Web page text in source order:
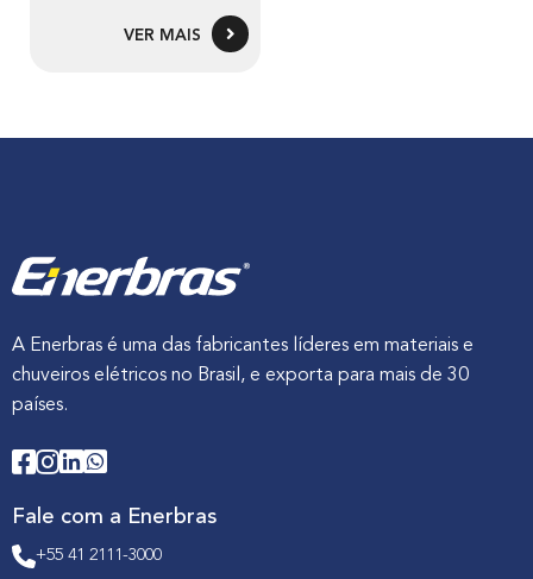
VER MAIS
A Enerbras é uma das fabricantes líderes em materiais e
chuveiros elétricos no Brasil, e exporta para mais de 30
países.
Fale com a Enerbras
+55 41 2111-3000